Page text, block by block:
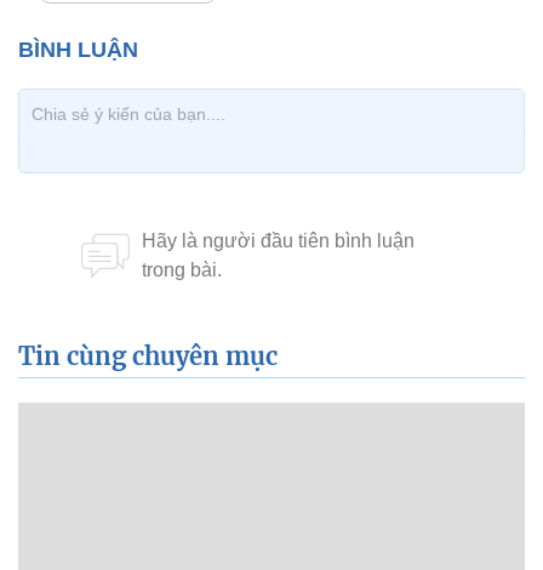
Tin cùng chuyên mục